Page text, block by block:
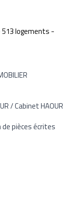
logements -
/ Cabinet HAOUR
pièces écrites